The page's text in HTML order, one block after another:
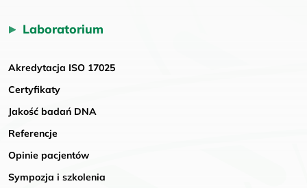
Laboratorium
Akredytacja ISO 17025
Certyfikaty
Jakość badań DNA
Referencje
Opinie pacjentów
Sympozja i szkolenia